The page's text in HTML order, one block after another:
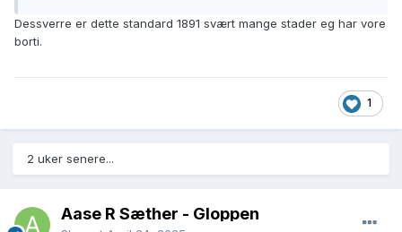
Dessverre er dette standard 1891 svært mange stader eg har vore
borti.
1
2 uker senere...
Aase R Sæther - Gloppen